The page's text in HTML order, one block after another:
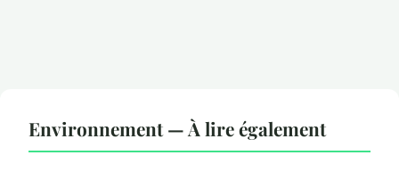
Environnement — À lire également